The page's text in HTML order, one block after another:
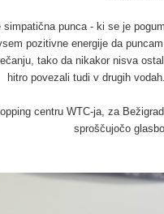
simpatična punca - ki se je
pozitivne energije da
tako da nikakor nisva
hitro povezali tudi v drugih
centru WTC-ja, za
sproščujočo